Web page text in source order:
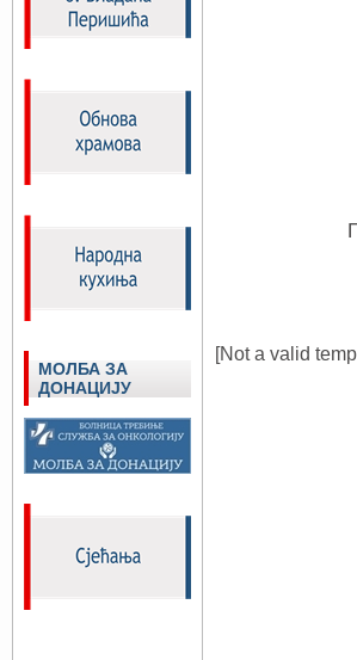
[Not a valid
МОЛБА ЗА
ДОНАЦИЈУ